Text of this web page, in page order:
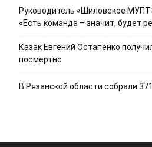
Руководитель «Шиловское
«Есть команда – значит, будет
Казак Евгений Остапенко
посмертно
В Рязанской области собрали